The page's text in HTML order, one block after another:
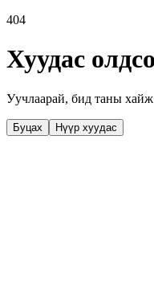
404
Хуудас
Уучлаарай, бид таны
Буцах Нүүр хуудас